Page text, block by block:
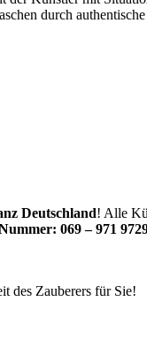
durch
Deutschland! Alle
069 – 971
des Zauberers für Sie!